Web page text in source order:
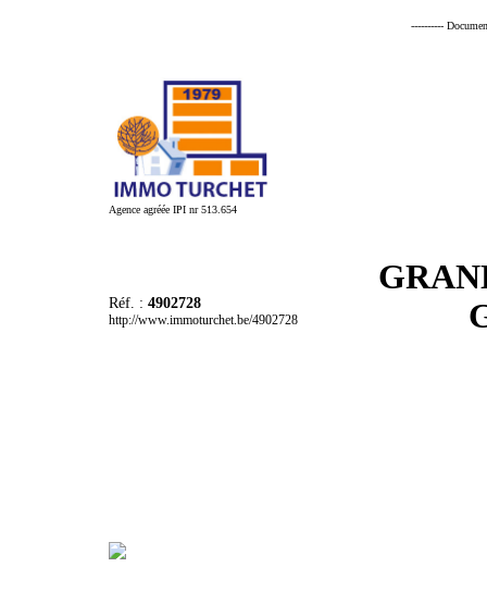
----------
Agence agréée IPI nr 513.654
Réf. : 4902728
http://www.immoturchet.be/4902728